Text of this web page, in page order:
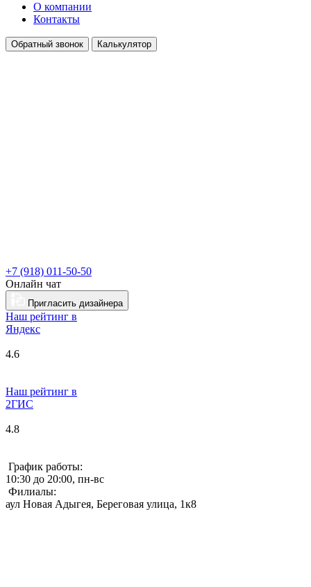
О компании
Контакты
Обратный звонок Калькулятор
+7 (918) 011-50-50
Онлайн чат
Пригласить дизайнера
Наш рейтинг в
Яндекс
4.6
Наш рейтинг в
2ГИС
4.8
График работы:
10:30 до 20:00, пн-вс
Филиалы:
аул Новая Адыгея, Береговая улица, 1к8